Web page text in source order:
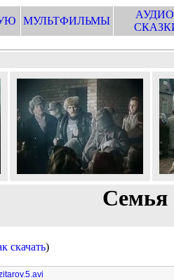
МУЛЬТФИЛЬМЫ
Семья
скачать)